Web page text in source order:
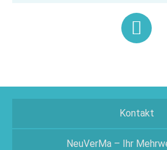
Kontakt
NeuVerMa – Ihr